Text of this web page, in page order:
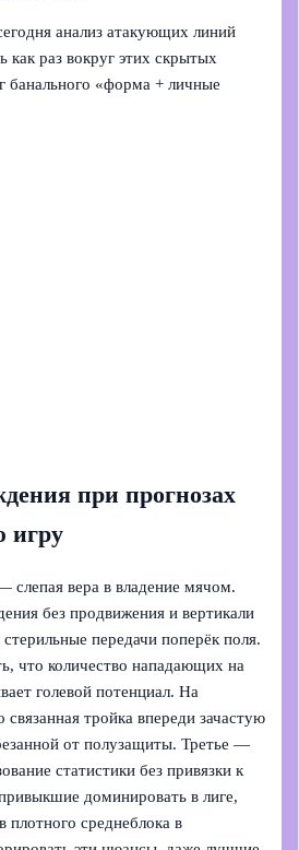
анализ атакующих линий
как раз вокруг этих скрытых
банального «форма + личные
при прогнозах
игру
слепая вера в владение мячом.
без продвижения и вертикали
передачи поперёк поля.
что количество нападающих на
голевой потенциал. На
тройка впереди зачастую
от полузащиты. Третье —
статистики без привязки к
доминировать в лиге,
плотного среднеблока в